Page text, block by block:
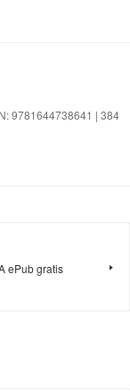
9781644738641 | 384
ePub gratis